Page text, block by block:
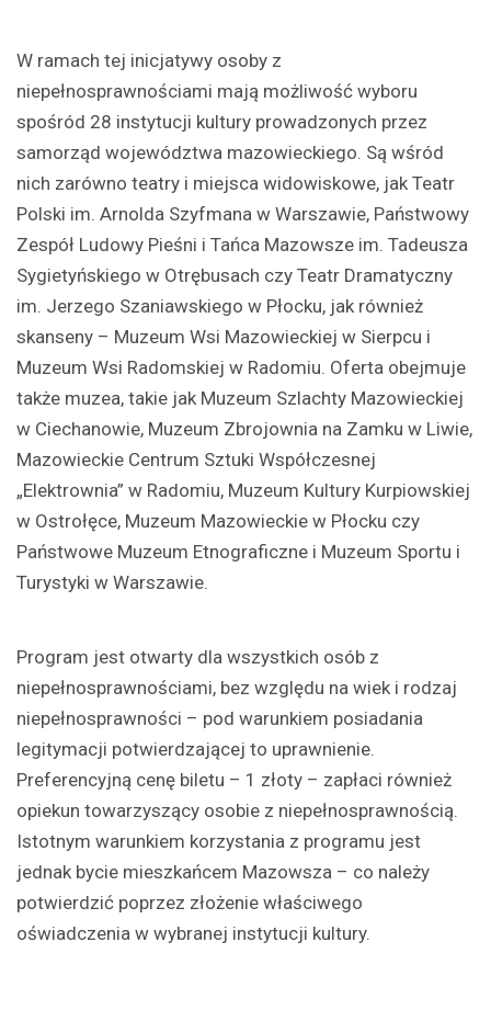
W ramach tej inicjatywy osoby z
niepełnosprawnościami mają możliwość wyboru
spośród 28 instytucji kultury prowadzonych przez
samorząd województwa mazowieckiego. Są wśród
nich zarówno teatry i miejsca widowiskowe, jak Teatr
Polski im. Arnolda Szyfmana w Warszawie, Państwowy
Zespół Ludowy Pieśni i Tańca Mazowsze im. Tadeusza
Sygietyńskiego w Otrębusach czy Teatr Dramatyczny
im. Jerzego Szaniawskiego w Płocku, jak również
skanseny – Muzeum Wsi Mazowieckiej w Sierpcu i
Muzeum Wsi Radomskiej w Radomiu. Oferta obejmuje
także muzea, takie jak Muzeum Szlachty Mazowieckiej
w Ciechanowie, Muzeum Zbrojownia na Zamku w Liwie,
Mazowieckie Centrum Sztuki Współczesnej
„Elektrownia” w Radomiu, Muzeum Kultury Kurpiowskiej
w Ostrołęce, Muzeum Mazowieckie w Płocku czy
Państwowe Muzeum Etnograficzne i Muzeum Sportu i
Turystyki w Warszawie.
Program jest otwarty dla wszystkich osób z
niepełnosprawnościami, bez względu na wiek i rodzaj
niepełnosprawności – pod warunkiem posiadania
legitymacji potwierdzającej to uprawnienie.
Preferencyjną cenę biletu – 1 złoty – zapłaci również
opiekun towarzyszący osobie z niepełnosprawnością.
Istotnym warunkiem korzystania z programu jest
jednak bycie mieszkańcem Mazowsza – co należy
potwierdzić poprzez złożenie właściwego
oświadczenia w wybranej instytucji kultury.